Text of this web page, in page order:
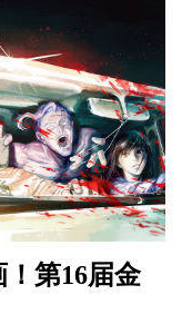
第16届金